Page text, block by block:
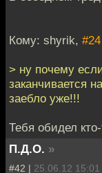
Кому: shyrik, #24
> ну почему
заканчивается
заебло уже!!!
Тебя обидел
П.Д.О. »
#42 | 25.06.12 15:01